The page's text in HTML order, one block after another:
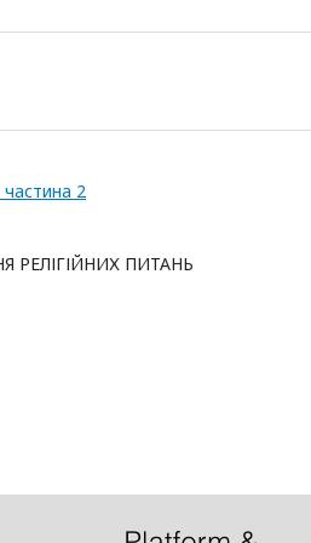
2
ПИТАНЬ